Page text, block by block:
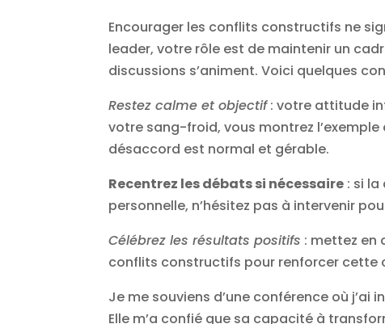
Encourager les conflits constructifs ne
leader, votre rôle est de maintenir un
discussions s’animent. Voici quelques
Restez calme et objectif: votre attitude
votre sang-froid, vous montrez
désaccord est normal et gérable.
Recentrez les débats si nécessaire : si
personnelle, n’hésitez pas à intervenir
Célébrez les résultats positifs : mettez en
conflits constructifs pour renforcer cette
Je me souviens d’une conférence où j’ai
Elle m’a confié que sa capacité à